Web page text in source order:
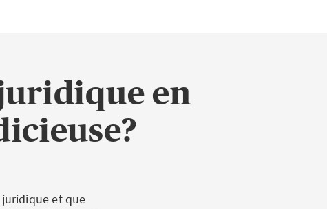
en
et que